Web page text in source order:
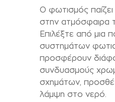
Ο φωτισμός
στην ατμόσφαιρα
Επιλέξτε από μια
συστημάτων
προσφέρουν
συνδυασμούς
σχημάτων,
λάμψη στο νερό.